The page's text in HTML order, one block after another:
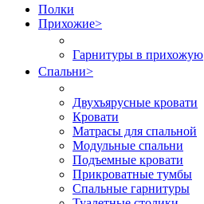
Полки
Прихожие>
Гарнитуры в прихожую
Спальни>
Двухъярусные кровати
Кровати
Матрасы для спальной
Модульные спальни
Подъемные кровати
Прикроватные тумбы
Спальные гарнитуры